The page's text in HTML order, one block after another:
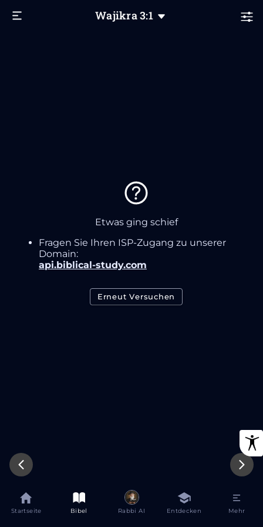
Wajikra3:1
Etwas ging schief
Fragen Sie Ihren ISP-Zugang zu unserer
Domain:
api.biblical-study.com
Erneut Versuchen
Startseite Bibel Rabbi AI Entdecken Mehr